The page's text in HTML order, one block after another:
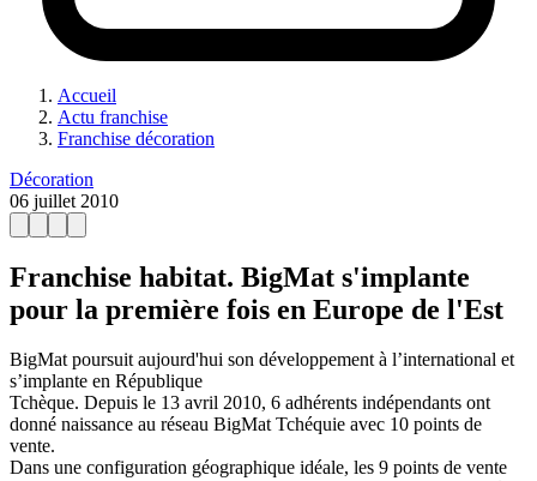
Accueil
Actu franchise
Franchise décoration
Décoration
06 juillet 2010
Franchise habitat. BigMat s'implante
pour la première fois en Europe de l'Est
BigMat poursuit aujourd'hui son développement à l’international et
s’implante en République
Tchèque. Depuis le 13 avril 2010, 6 adhérents indépendants ont
donné naissance au réseau BigMat Tchéquie avec 10 points de
vente.
Dans une configuration géographique idéale, les 9 points de vente